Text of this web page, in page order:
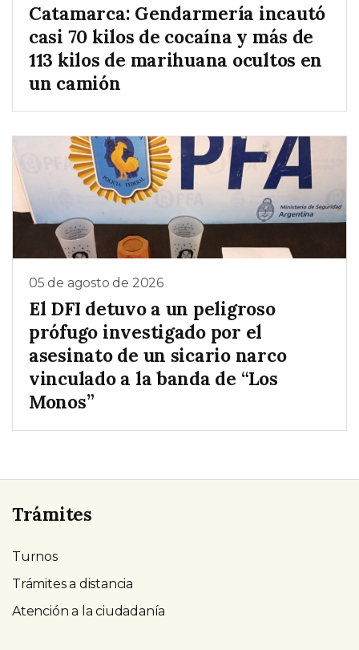
Catamarca: Gendarmería incautó
casi 70 kilos de cocaína y más de
113 kilos de marihuana ocultos en
un camión
05 de agosto de 2026
El DFI detuvo a un peligroso
prófugo investigado por el
asesinato de un sicario narco
vinculado a la banda de “Los
Monos”
Trámites
Turnos
Trámites a distancia
Atención a la ciudadanía